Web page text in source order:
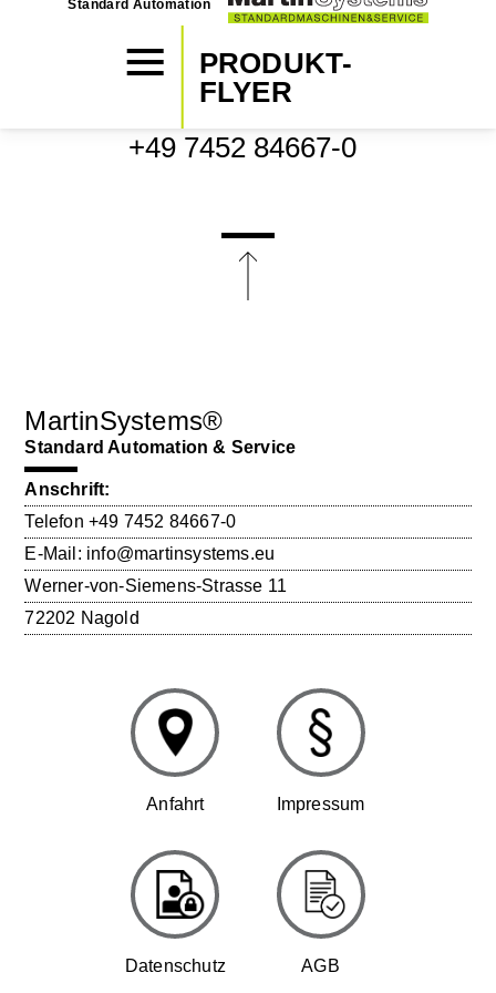
PRODUKT-
FLYER
Standard Automation
+49 7452 84667-0
MartinSystems®
Standard Automation & Service
Anschrift:
Telefon+49 7452 84667-0
E-Mail: info@martinsystems.eu
Werner-von-Siemens-Strasse 11
72202 Nagold
Anfahrt Impressum
Datenschutz AGB